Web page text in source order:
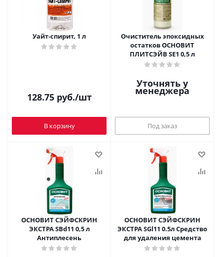
Уайт-спирит, 1 л
128.75руб./шт
В корзину
Очиститель эпоксидных
остатков ОСНОВИТ
ПЛИТСЭЙВ SE1 0,5 л
Уточнять у
менеджера
Под заказ
ОСНОВИТ СЭЙФСКРИН
ЭКСТРА SBd11 0,5 л
Антиплесень
ОСНОВИТ СЭЙФСКРИН
ЭКСТРА SGl11 0.5л Средство
для удаления цемента